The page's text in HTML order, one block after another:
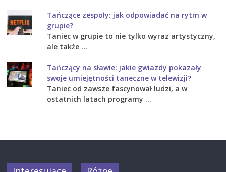
Tańczące zespoły: jak odpowiadać na rytm w
grupie?
Taniec w grupie to nie tylko wyraz artystyczny,
ale także …
Tańczący na sławie: jakie gwiazdy pokazały
swoje umiejętności taneczne w telewizji?
Taniec od zawsze fascynował ludzi, a w
ostatnich latach programy …